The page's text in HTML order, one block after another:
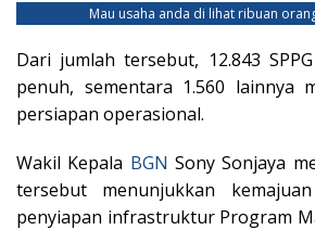
Mau usaha anda di lihat ribuan
Dari jumlah tersebut, 12.843
penuh, sementara 1.560 lainnya
persiapan operasional.
Wakil Kepala BGN Sony Sonjaya
tersebut menunjukkan
penyiapan infrastruktur Program